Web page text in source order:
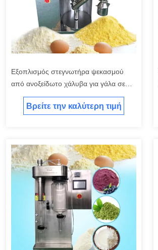
Εξοπλισμός στεγνωτήρα ψεκασμού
από ανοξείδωτο χάλυβα για γάλα σε
σκόνη Καφέ σε σκόνη
Βρείτε την καλύτερη τιμή